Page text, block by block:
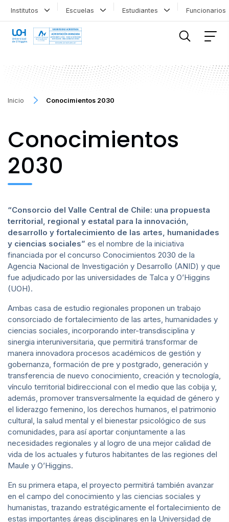
Institutos Escuelas Estudiantes
Inicio Conocimientos 2030
Conocimientos
2030
“Consorcio del Valle Central de Chile: una propuesta
territorial, regional y estatal para la innovación,
desarrollo y fortalecimiento de las artes, humanidades
y ciencias sociales” es el nombre de la iniciativa
financiada por el concurso Conocimientos 2030 de la
Agencia Nacional de Investigación y Desarrollo (ANID) y que
fue adjudicado por las universidades de Talca y O’Higgins
(UOH).
Ambas casa de estudio regionales proponen un trabajo
consorciado de fortalecimiento de las artes, humanidades y
ciencias sociales, incorporando inter-transdisciplina y
sinergia interuniversitaria, que permitirá transformar de
manera innovadora procesos académicos de gestión y
gobernanza, formación de pre y postgrado, generación y
transferencia de nuevo conocimiento, creación y tecnología,
vínculo territorial bidireccional con el medio que las cobija y,
además, promover transversalmente la equidad de género y
el liderazgo femenino, los derechos humanos, el patrimonio
cultural, la salud mental y el bienestar psicológico de sus
comunidades, para así aportar conjuntamente a las
necesidades regionales y al logro de una mejor calidad de
vida de los actuales y futuros habitantes de las regiones del
Maule y O’Higgins.
En su primera etapa, el proyecto permitirá también avanzar
en el campo del conocimiento y las ciencias sociales y
humanistas, trazando estratégicamente el fortalecimiento de
estas importantes áreas disciplinares en la Universidad de